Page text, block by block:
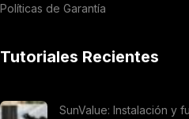
Políticas de Garantía
Tutoriales Recientes
SunValue: Instalación y